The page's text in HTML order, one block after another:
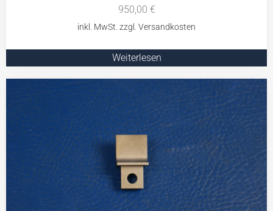
950,00 €
Weiterlesen